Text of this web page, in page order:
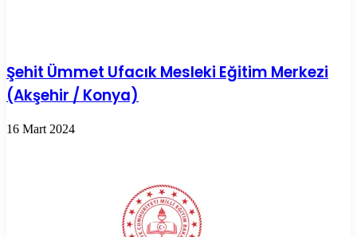
Şehit Ümmet Ufacık Mesleki Eğitim Merkezi
(Akşehir / Konya)
16 Mart 2024